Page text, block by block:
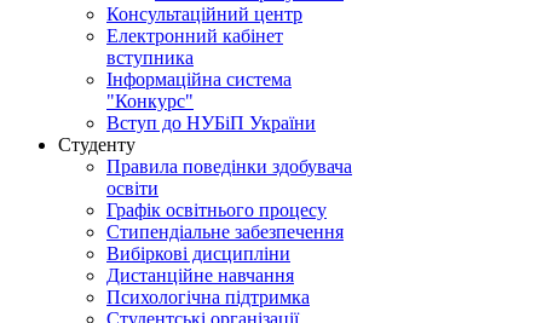
Консультаційний центр
Електронний кабінет
вступника
Інформаційна система
"Конкурс"
Вступ до НУБіП України
Студенту
Правила поведінки здобувача
освіти
Графік освітнього процесу
Стипендіальне забезпечення
Вибіркові дисципліни
Дистанційне навчання
Психологічна підтримка
Студентські організації